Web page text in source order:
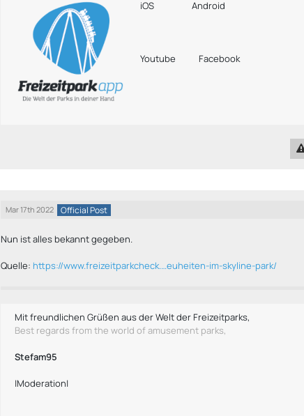
iOS Android
Youtube Facebook
Mar 17th 2022 Official Post
Nun ist alles bekannt gegeben.
Quelle: https://www.freizeitparkcheck.…euheiten-im-skyline-park/
Mit freundlichen Grüßen aus der Welt der Freizeitparks,
Best regards from the world of amusement parks,
Stefam95
|Moderation|